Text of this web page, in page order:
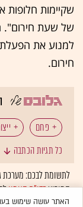
שקיימות חלופות
של שעת חירום".
למנוע את הפעלת
חירום.
פחם
משרד האנרגיה
איכות הסביבה
כל תגיות הכתבה
לתשומת לבכם: מערכת
המופיעבדו"ח האמון
בלתי הולם אחר